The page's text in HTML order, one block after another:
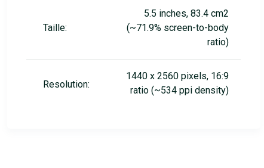
Taille:
5.5 inches, 83.4 cm2
(~71.9% screen-to-body
ratio)
Resolution:
1440 x 2560 pixels, 16:9
ratio (~534 ppi density)